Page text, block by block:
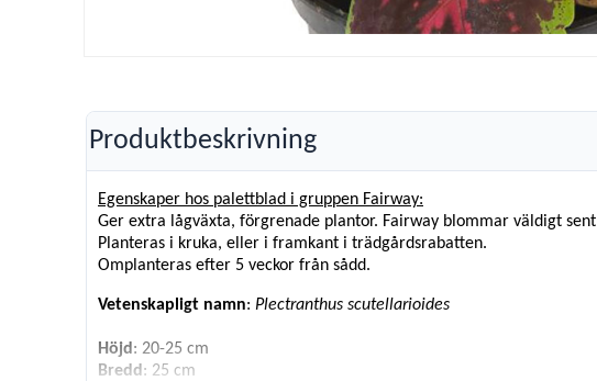
Produktbeskrivning
Egenskaper hos palettblad i gruppen Fairway:
Ger extra lågväxta, förgrenade plantor. Fairway blommar väldigt
Planteras i kruka, eller i framkant i trädgårdsrabatten.
Omplanteras efter 5 veckor från sådd.
Vetenskapligt namn: Plectranthus scutellarioides
Höjd: 20-25 cm
Bredd: 25 cm